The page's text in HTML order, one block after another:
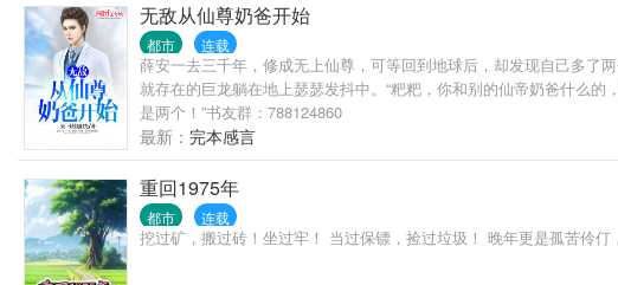
无敌从仙尊奶爸开始
都市 连载
薛安一去三千年，修成无上仙尊，可等回到地球后，却发现自己多了
就存在的巨龙躺在地上瑟瑟发抖中。“粑粑，你和别的仙帝奶爸什么
是两个！”书友群：788124860
最新： 完本感言
重回1975年
都市 连载
挖过矿，搬过砖！坐过牢！ 当过保镖，捡过垃圾！ 晚年更是孤苦伶